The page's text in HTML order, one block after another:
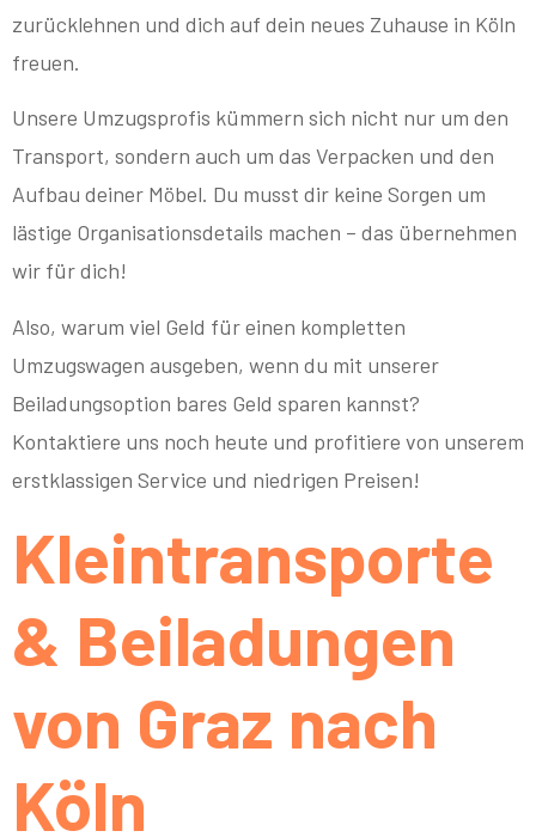
zurücklehnen und dich auf dein neues Zuhause in Köln
freuen.
Unsere Umzugsprofis kümmern sich nicht nur um den
Transport, sondern auch um das Verpacken und den
Aufbau deiner Möbel. Du musst dir keine Sorgen um
lästige Organisationsdetails machen – das übernehmen
wir für dich!
Also, warum viel Geld für einen kompletten
Umzugswagen ausgeben, wenn du mit unserer
Beiladungsoption bares Geld sparen kannst?
Kontaktiere uns noch heute und profitiere von unserem
erstklassigen Service und niedrigen Preisen!
Kleintransporte
& Beiladungen
von Graz nach
Köln